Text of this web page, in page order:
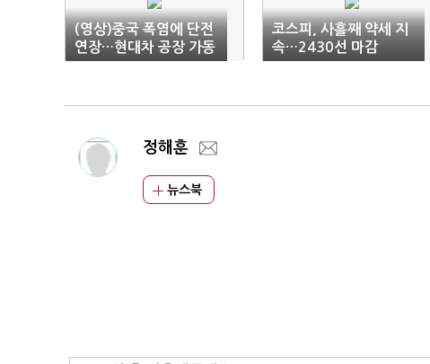
(영상)중국 폭염에 단전
연장…현대차 공장 가동
최소화
코스피, 사흘째 약세 지
속…2430선 마감
정해훈
뉴스북